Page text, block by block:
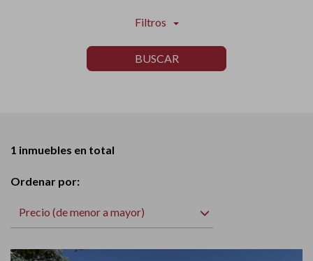
Filtros
BUSCAR
1 inmuebles en total
Ordenar por:
Precio (de menor a mayor)
Previous